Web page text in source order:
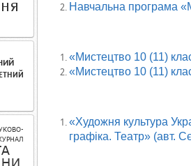
Навчальна програма
«Мистецтво 10 (11)
«Мистецтво 10 (11)
«Художня культура
графіка. Театр» (авт.